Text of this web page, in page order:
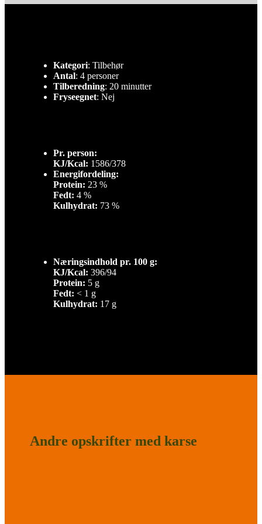
Kategori: Tilbehør
Antal: 4 personer
Tilberedning: 20 minutter
Fryseegnet: Nej
Pr. person:
KJ/Kcal: 1586/378
Energifordeling:
Protein: 23 %
Fedt: 4 %
Kulhydrat: 73 %
Næringsindhold pr. 100 g:
KJ/Kcal: 396/94
Protein: 5 g
Fedt: < 1 g
Kulhydrat: 17 g
Andre opskrifter med karse